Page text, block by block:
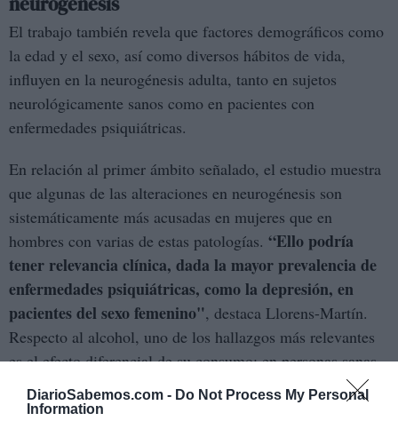
DiarioSabemos.com - Do Not Process My Personal
Information
El trabajo también revela que factores demográficos como
la edad y el sexo, así como diversos hábitos de vida,
influyen en la neurogénesis adulta, tanto en sujetos
neurológicamente sanos como en pacientes con
enfermedades psiquiátricas.
En relación al primer ámbito señalado, el estudio muestra
que algunas de las alteraciones en neurogénesis son
sistemáticamente más acusadas en mujeres que en
hombres con varias de estas patologías. “Ello podría
tener relevancia clínica, dada la mayor prevalencia de
enfermedades psiquiátricas, como la depresión, en
pacientes del sexo femenino", destaca Llorens-Martín.
Respecto al alcohol, uno de los hallazgos más relevantes
es el efecto diferencial de su consumo: en personas sanas,
incluso un consumo mínimo provoca alteraciones
comparables a las observadas en niveles elevados de